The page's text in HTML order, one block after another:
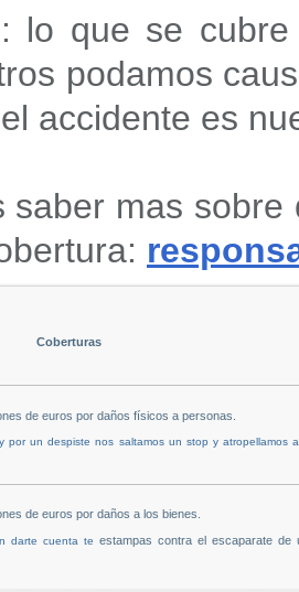
lo que se
podamos
accidente es
saber mas
Coberturas
de euros por daños físicos a personas.
por un despiste nos saltamos un stop y atropellamos
de euros por daños a los bienes.
darte cuenta te estampas contra el escaparate de